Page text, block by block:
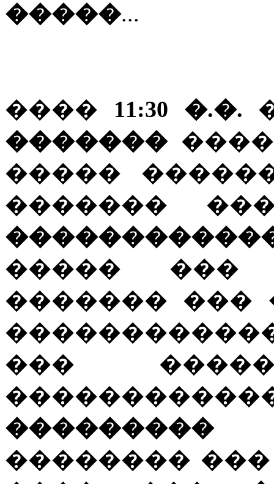
�����...
���� 11:30 �.�.
�����������
�����
�������
�����
������� ���
���
���������
��������